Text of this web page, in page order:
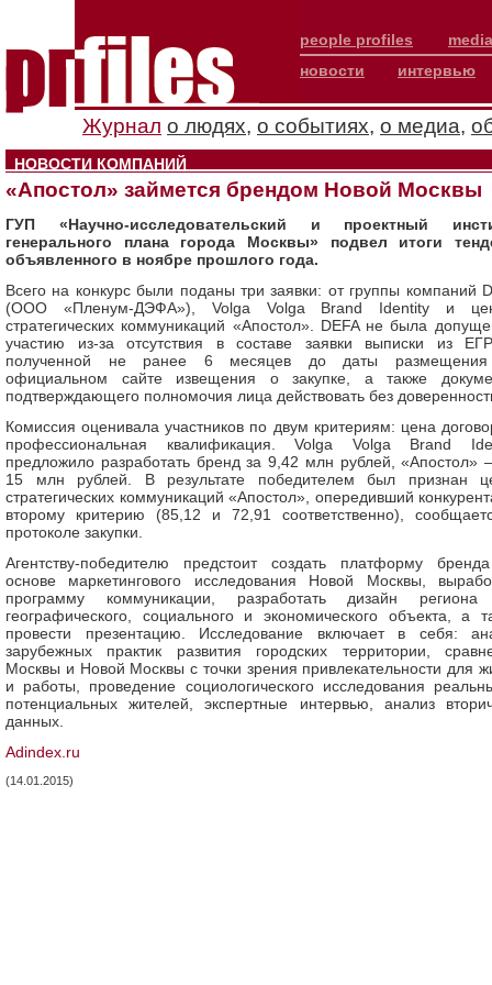
people profiles
новости
интервью
Журнал о людях, о событиях, о медиа,
НОВОСТИ КОМПАНИЙ
«Апостол» займется брендом Новой Москвы
ГУП «Научно-исследовательский и проектный
генерального плана города Москвы» подвел итоги
объявленного в ноябре прошлого года.
Всего на конкурс были поданы три заявки: от группы компаний
(ООО «Пленум-ДЭФА»), Volga Volga Brand Identity и
стратегических коммуникаций «Апостол». DEFA не была
участию из-за отсутствия в составе заявки выписки из
полученной не ранее 6 месяцев до даты
официальном сайте извещения о закупке, а также
подтверждающего полномочия лица действовать без
Комиссия оценивала участников по двум критериям: цена
профессиональная квалификация. Volga Volga Brand
предложило разработать бренд за 9,42 млн рублей, «Апостол»
15 млн рублей. В результате победителем был признан
стратегических коммуникаций «Апостол», опередивший
второму критерию (85,12 и 72,91 соответственно),
протоколе закупки.
Агентству-победителю предстоит создать платформу
основе маркетингового исследования Новой Москвы,
программу коммуникации, разработать дизайн региона
географического, социального и экономического объекта, а
провести презентацию. Исследование включает в себя:
зарубежных практик развития городских территории,
Москвы и Новой Москвы с точки зрения привлекательности для
и работы, проведение социологического исследования
потенциальных жителей, экспертные интервью, анализ
данных.
Adindex.ru
(14.01.2015)